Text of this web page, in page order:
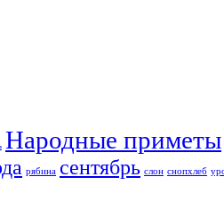
Народные приметы
рябина сентябрь слон снопхлеб